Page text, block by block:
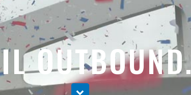
OUTBOUND.